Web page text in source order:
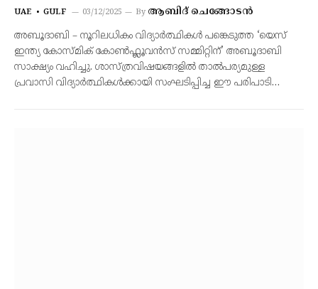
UAE GULF 03/12/2025 By ആബിദ് ചെങ്ങോടൻ
അബൂദാബി – നൂറിലധികം വിദ്യാർത്ഥികൾ പങ്കെടുത്ത ‘യെസ്
ഇന്ത്യ കോസ്മിക് കോൺഫ്ലൂവൻസ് സമ്മിറ്റിന്’ അബൂദാബി
സാക്ഷ്യം വഹിച്ചു. ശാസ്ത്രവിഷയങ്ങളിൽ താൽപര്യമുള്ള
പ്രവാസി വിദ്യാർത്ഥികൾക്കായി സംഘടിപ്പിച്ച ഈ പരിപാടി…